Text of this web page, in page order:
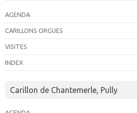
AGENDA
CARILLONS ORGUES
VISITES
INDEX
Carillon de Chantemerle, Pully